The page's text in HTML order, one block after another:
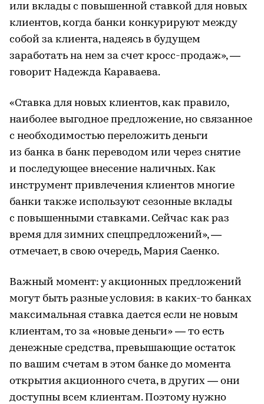
или вклады с повышенной ставкой для новых
клиентов, когда банки конкурируют между
собой за клиента, надеясь в будущем
заработать на нем за счет кросс-продаж», —
говорит Надежда Караваева.
«Ставка для новых клиентов, как правило,
наиболее выгодное предложение, но связанное
с необходимостью переложить деньги
из банка в банк переводом или через снятие
и последующее внесение наличных. Как
инструмент привлечения клиентов многие
банки также используют сезонные вклады
с повышенными ставками. Сейчас как раз
время для зимних спецпредложений», —
отмечает, в свою очередь, Мария Саенко.
Важный момент: у акционных предложений
могут быть разные условия: в каких-то банках
максимальная ставка дается если не новым
клиентам, то за «новые деньги» — то есть
денежные средства, превышающие остаток
по вашим счетам в этом банке до момента
открытия акционного счета, в других — они
доступны всем клиентам. Поэтому нужно